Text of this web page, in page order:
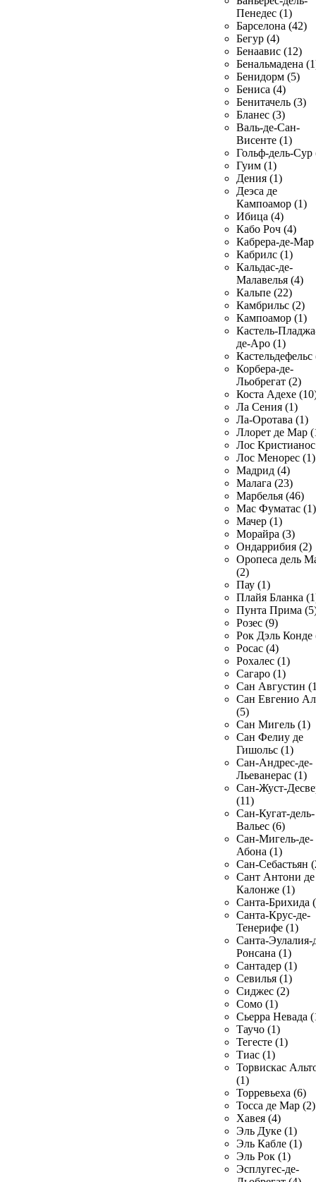
Пенедес (1)
Барселона (42)
Бегур (4)
Бенаавис (12)
Бенальмадена
Бенидорм (5)
Бениса (4)
Бенитачель (3)
Бланес (3)
Валь-де-Сан-
Висенте (1)
Гольф-дель-Сур
Гуим (1)
Дения (1)
Деэса де
Кампоамор (1)
Ибица (4)
Кабо Роч (4)
Кабрера-де-Мар
Кабрилс (1)
Кальдас-де-
Малавелья (4)
Кальпе (22)
Камбрильс (2)
Кампоамор (1)
Кастель-
де-Аро (1)
Кастельдефельс
Корбера-де-
Льобрегат (2)
Коста Адехе
Ла Сения (1)
Ла-Оротава (1)
Ллорет де Мар
Лос
Лос Менорес (1)
Мадрид (4)
Малага (23)
Марбелья (46)
Мас Фуматас (1)
Мачер (1)
Морайра (3)
Ондаррибия (2)
Оропеса дель
(2)
Пау (1)
Плайя Бланка
Пунта Прима
Розес (9)
Рок Дэль Конде
Росас (4)
Рохалес (1)
Сагаро (1)
Сан Августин
Сан Евгенио
(5)
Сан Мигель (1)
Сан Фелиу де
Гишольс (1)
Сан-Андрес-де-
Льеванерас (1)
Сан-Жуст-
(11)
Сан-Кугат-дель-
Вальес (6)
Сан-Мигель-де-
Абона (1)
Сан-Себастьян
Сант Антони де
Калонже (1)
Санта-Брихида
Санта-Крус-де-
Тенерифе (1)
Санта-Эулалия-
Ронсана (1)
Сантадер (1)
Севилья (1)
Сиджес (2)
Сомо (1)
Сьерра Невада
Таучо (1)
Тегесте (1)
Тиас (1)
Торвискас
(1)
Торревьеха (6)
Тосса де Мар (2)
Хавея (4)
Эль Дуке (1)
Эль Кабле (1)
Эль Рок (1)
Эсплугес-де-